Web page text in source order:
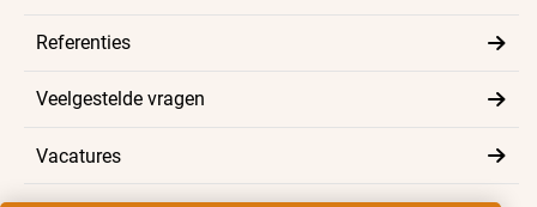
Referenties
Veelgestelde vragen
Vacatures